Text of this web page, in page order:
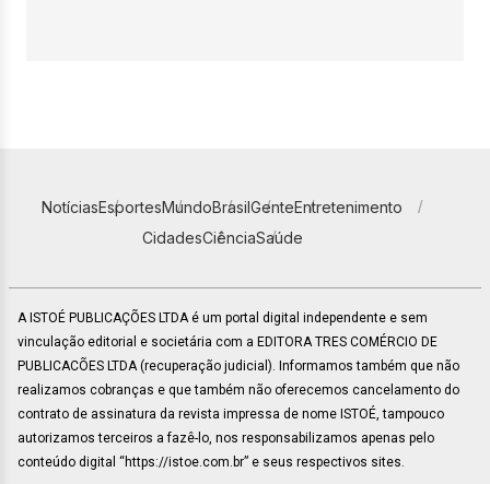
NotíciasEsportesMundoBrasilGenteEntretenimento
CidadesCiênciaSaúde
A ISTOÉ PUBLICAÇÕES LTDA é um portal digital independente e sem
vinculação editorial e societária com a EDITORA TRES COMÉRCIO DE
PUBLICACÕES LTDA (recuperação judicial). Informamos também que não
realizamos cobranças e que também não oferecemos cancelamento do
contrato de assinatura da revista impressa de nome ISTOÉ, tampouco
autorizamos terceiros a fazê-lo, nos responsabilizamos apenas pelo
conteúdo digital “https://istoe.com.br” e seus respectivos sites.